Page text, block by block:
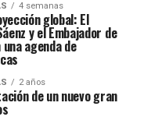
4 semanas
global: El
y el Embajador de
agenda de
2 años
de un nuevo gran